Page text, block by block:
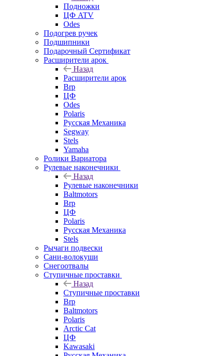
Подножки
ЦФ ATV
Odes
Подогрев ручек
Подшипники
Подарочный Сертификат
Расширители арок
Назад
Расширители арок
Brp
ЦФ
Odes
Polaris
Русская Механика
Segway
Stels
Yamaha
Ролики Вариатора
Рулевые наконечники
Назад
Рулевые наконечники
Baltmotors
Brp
ЦФ
Polaris
Русская Механика
Stels
Рычаги подвески
Сани-волокуши
Снегоотвалы
Ступичные проставки
Назад
Ступичные проставки
Brp
Baltmotors
Polaris
Arctic Cat
ЦФ
Kawasaki